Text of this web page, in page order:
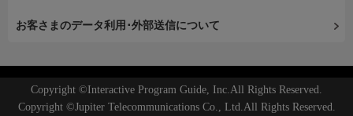
お客さまのデータ利用･外部送信について
Copyright ©Interactive Program Guide, Inc.All Rights Reserved.
Copyright ©Jupiter Telecommunications Co., Ltd.All Rights Reserved.